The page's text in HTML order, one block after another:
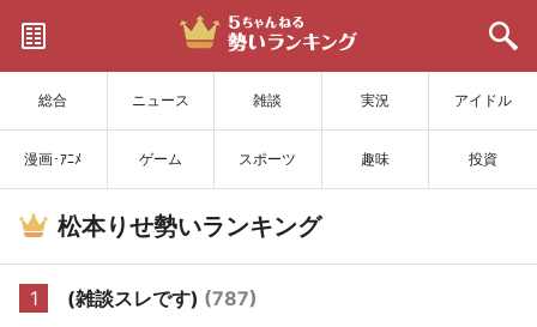
総合 ニュース 雑談 実況 アイドル
漫画･ｱﾆﾒ ゲーム スポーツ 趣味 投資
サイトを更新
松本りせ勢いランキング
1 (雑談スレです) (787)